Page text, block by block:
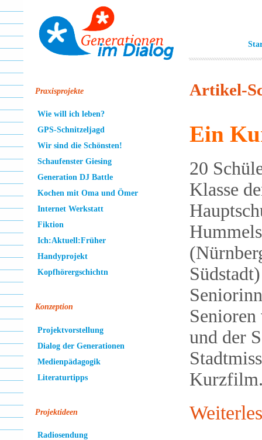
Praxisprojekte
Wie will ich leben?
GPS-Schnitzeljagd
Wir sind die Schönsten!
Schaufenster Giesing
Generation DJ Battle
Kochen mit Oma und Ömer
Internet Werkstatt
Fiktion
Ich:Aktuell:Früher
Handyprojekt
Kopfhörergschichtn
Konzeption
Projektvorstellung
Dialog der Generationen
Medienpädagogik
Literaturtipps
Projektideen
Radiosendung
Artikel-
Ein
20
Klasse
und der